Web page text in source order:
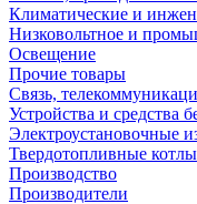
Климатические и
Низковольтное и
Освещение
Прочие товары
Связь,
Устройства и средства
Электроустановочные
Твердотопливные котлы
Производство
Производители